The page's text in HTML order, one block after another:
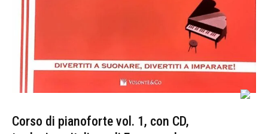
Corso di pianoforte vol. 1, con CD,